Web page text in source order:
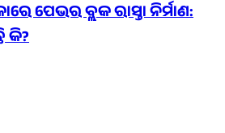
ପେଭର ବ୍ଲକ ରାସ୍ତା ନିର୍ମାଣ:
କି?